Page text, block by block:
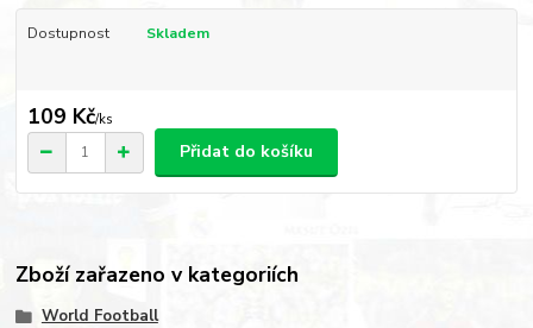
Dostupnost Skladem
109 Kč/ks
Přidat do košíku
Zboží zařazeno v kategoriích
World Football